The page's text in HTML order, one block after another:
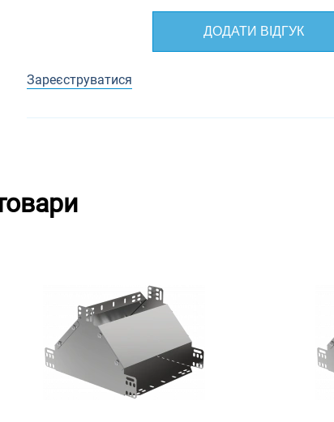
ДОДАТИ ВІДГУК
Зареєструватися